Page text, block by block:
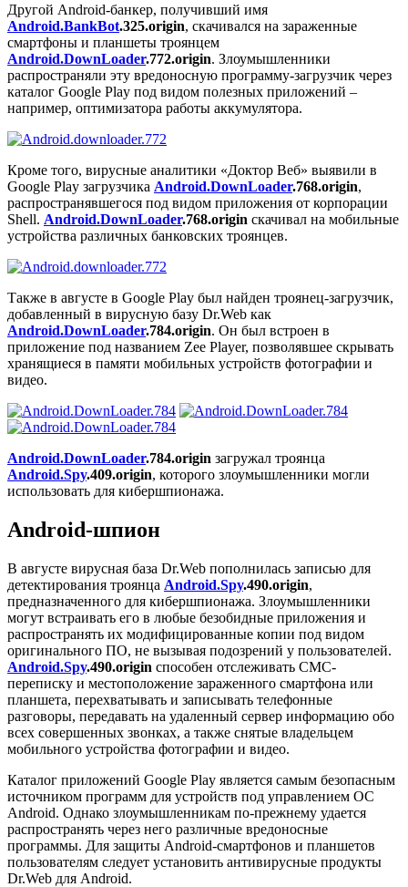
Другой Android-банкер, получивший имя
Android.BankBot.325.origin, скачивался на зараженные
смартфоны и планшеты троянцем
Android.DownLoader.772.origin. Злоумышленники
распространяли эту вредоносную программу-загрузчик через
каталог Google Play под видом полезных приложений –
например, оптимизатора работы аккумулятора.
Кроме того, вирусные аналитики «Доктор Веб» выявили в
Google Play загрузчика Android.DownLoader.768.origin,
распространявшегося под видом приложения от корпорации
Shell. Android.DownLoader.768.origin скачивал на мобильные
устройства различных банковских троянцев.
Также в августе в Google Play был найден троянец-загрузчик,
добавленный в вирусную базу Dr.Web как
Android.DownLoader.784.origin. Он был встроен в
приложение под названием Zee Player, позволявшее скрывать
хранящиеся в памяти мобильных устройств фотографии и
видео.
Android.DownLoader.784.origin загружал троянца
Android.Spy.409.origin, которого злоумышленники могли
использовать для кибершпионажа.
Android-шпион
В августе вирусная база Dr.Web пополнилась записью для
детектирования троянца Android.Spy.490.origin,
предназначенного для кибершпионажа. Злоумышленники
могут встраивать его в любые безобидные приложения и
распространять их модифицированные копии под видом
оригинального ПО, не вызывая подозрений у пользователей.
Android.Spy.490.origin способен отслеживать СМС-
переписку и местоположение зараженного смартфона или
планшета, перехватывать и записывать телефонные
разговоры, передавать на удаленный сервер информацию обо
всех совершенных звонках, а также снятые владельцем
мобильного устройства фотографии и видео.
Каталог приложений Google Play является самым безопасным
источником программ для устройств под управлением ОС
Android. Однако злоумышленникам по-прежнему удается
распространять через него различные вредоносные
программы. Для защиты Android-смартфонов и планшетов
пользователям следует установить антивирусные продукты
Dr.Web для Android.